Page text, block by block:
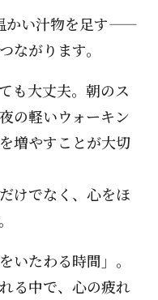
かい汁物を足す——
ながります。
も大丈夫。朝のス
の軽いウォーキン
増やすことが大切
けでなく、心をほ
いたわる時間」。
る中で、心の疲れ